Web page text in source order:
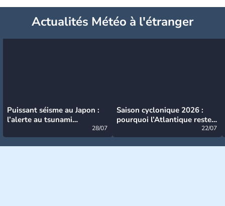
Actualités Météo à l'étranger
Puissant séisme au Japon :
l’alerte au tsunami
28/07
Saison cyclonique 2026 :
pourquoi l’Atlantique reste
22/07